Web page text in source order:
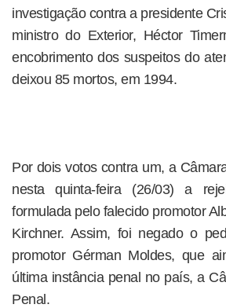
investigação contra a presidente
ministro do Exterior, Héctor
encobrimento dos suspeitos do
deixou 85 mortos, em 1994.
Por dois votos contra um, a
nesta quinta-feira (26/03) a
formulada pelo falecido promotor
Kirchner. Assim, foi negado o
promotor Gérman Moldes, que
última instância penal no país, a
Penal.